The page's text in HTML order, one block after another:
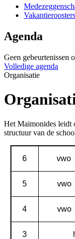
Vakantieroosters
Agenda
Geen gebeurtenissen
Volledige agenda
Organisatie
Het Maimonides leidt
structuur van de
6 vwo
5 vwo
4 vwo
3